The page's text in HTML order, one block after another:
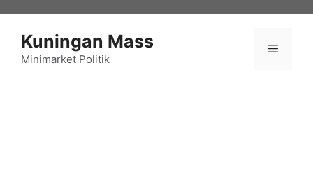
Kuningan Mass
Minimarket Politik
Menu